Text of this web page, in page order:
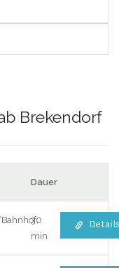
Brekendorf
Dauer
30
min